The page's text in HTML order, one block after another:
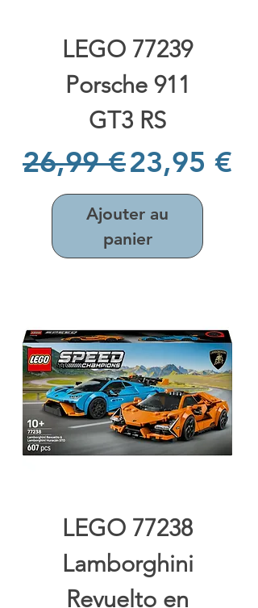
LEGO 77239
Porsche 911
GT3 RS
Prix original
26,99 €Prix
23,95 €
Ajouter au
panier
LEGO 77238
Lamborghini
Revuelto en